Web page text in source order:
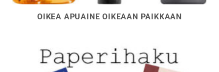
OIKEA APUAINE OIKEAAN PAIKKAAN